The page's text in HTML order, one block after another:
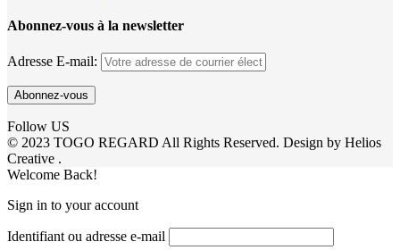
Abonnez-vous à la newsletter
Adresse E-mail:
Follow US
© 2023 TOGO REGARD All Rights Reserved. Design by Helios
Creative .
Welcome Back!
Sign in to your account
Identifiant ou adresse e-mail